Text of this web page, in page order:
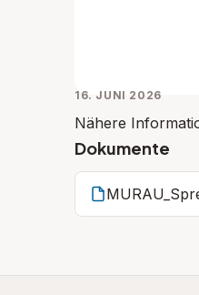
16. JUNI 2026
Nähere
Dokumente